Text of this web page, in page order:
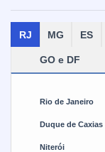
inoxidável, que
Isso significa
tempo sem se
área. Eles são
resistência e
realizado com
RJ MG ES
GO e DF
Rio de Janeiro
Duque de Caxias
Niterói